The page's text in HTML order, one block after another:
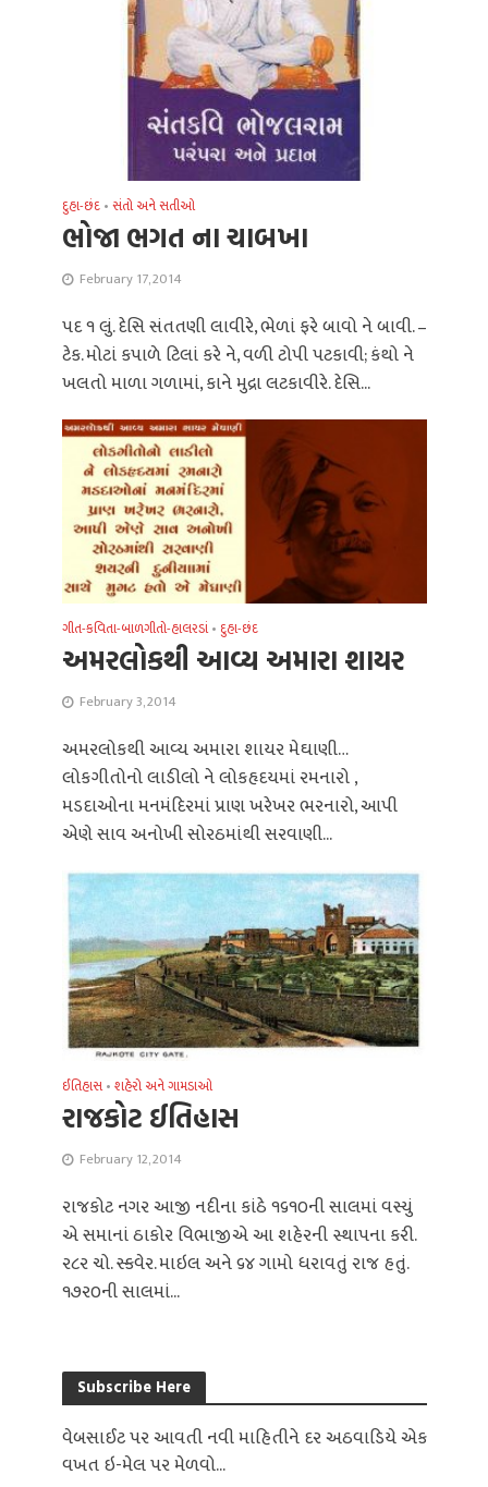
દુહા-છંદ •સંતો અને સતીઓ
ભોજા ભગત ના ચાબખા
February 17, 2014
પદ ૧ લું. દેસિ સંતતણી લાવીરે, ભેળાં ફરે બાવો ને બાવી. –
ટેક. મોટાં કપાળે ટિલાં કરે ને, વળી ટોપી પટકાવી; કંથો ને
ખલતો માળા ગળામાં, કાને મુદ્રા લટકાવીરે. દેસિ...
ગીત-કવિતા-બાળગીતો-હાલરડાં • દુહા-છંદ
અમરલોકથી આવ્ય અમારા શાયર
February 3, 2014
અમરલોકથી આવ્ય અમારા શાયર મેઘાણી…
લોકગીતોનો લાડીલો ને લોકહૃદયમાં રમનારો ,
મડદાઓના મનમંદિરમાં પ્રાણ ખરેખર ભરનારો, આપી
એણે સાવ અનોખી સોરઠમાંથી સરવાણી...
ઈતિહાસ •શહેરો અને ગામડાઓ
રાજકોટ ઈતિહાસ
February 12, 2014
રાજકોટ નગર આજી નદીના કાંઠે ૧૬૧૦ની સાલમાં વસ્‍યું
એ સમાનાં ઠાકોર વિભાજીએ આ શહેરની સ્થાપના કરી.
ર૮ર ચો. સ્‍કવેર. માઇલ અને ૬૪ ગામો ધરાવતું રાજ હતું.
૧૭ર૦ની સાલમાં...
Subscribe Here
વેબસાઈટ પર આવતી નવી માહિતીને દર અઠવાડિયે એક
વખત ઇ-મેલ પર મેળવો...